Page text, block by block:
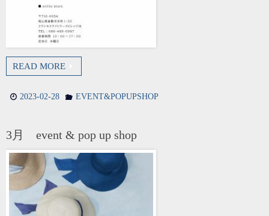
READ MORE
2023-02-28 EVENT&POPUPSHOP
3月 event & pop up shop